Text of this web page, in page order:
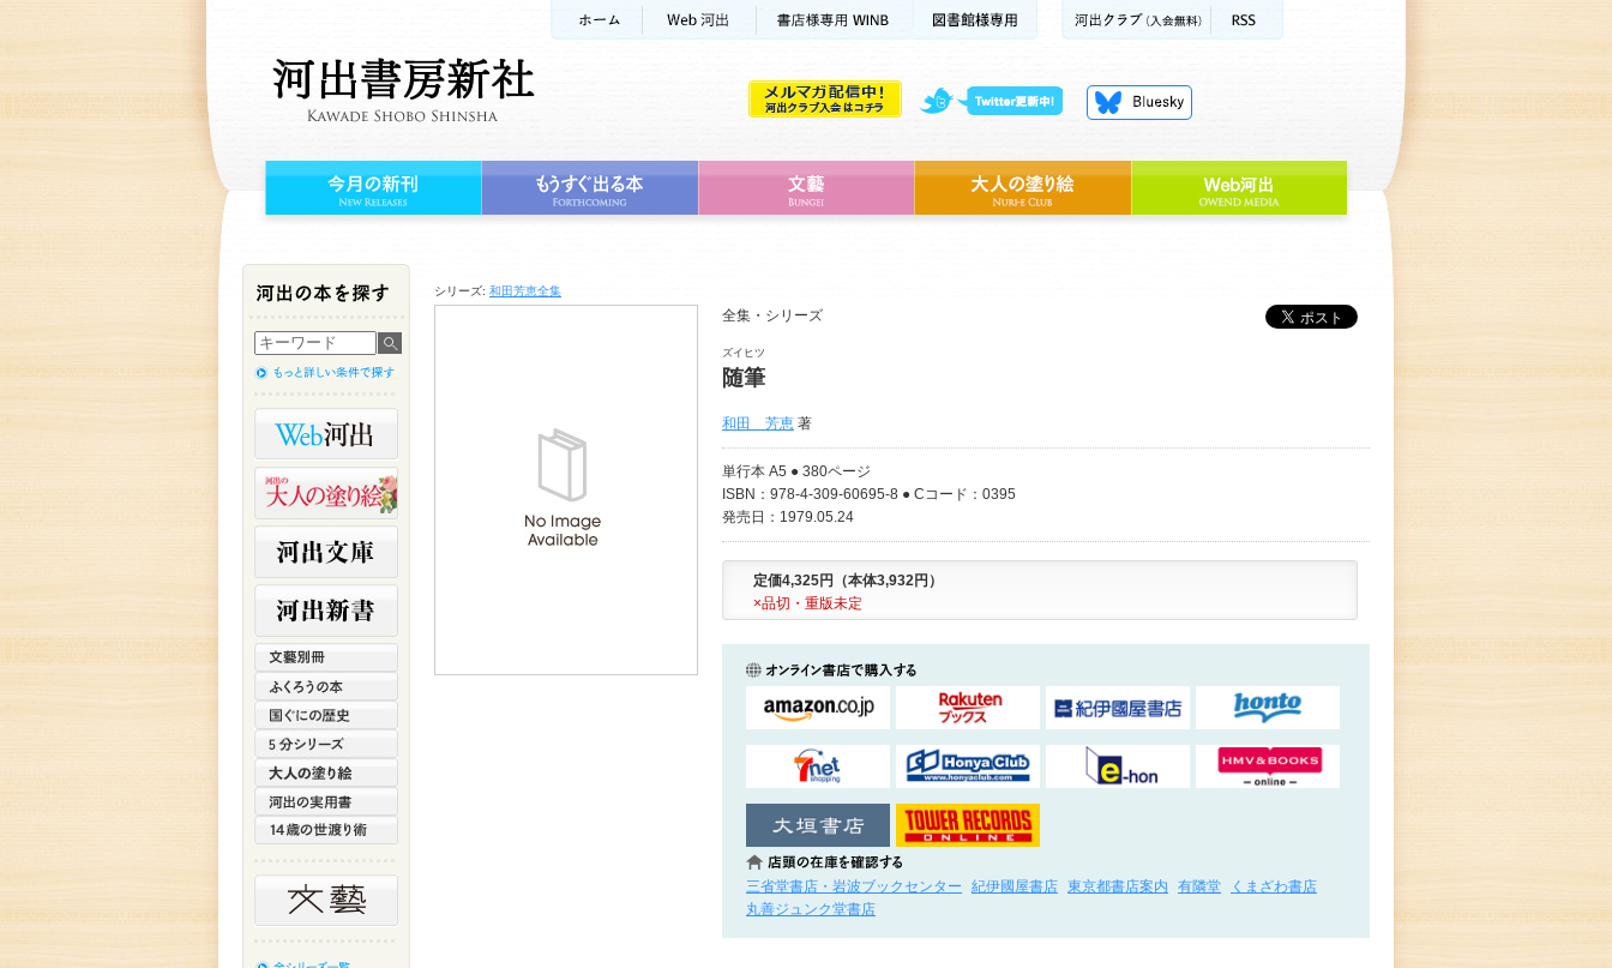
シリーズ: 和田芳恵全集
全集・シリーズ
ズイヒツ
随筆
和田 芳恵 著
単行本 A5 ● 380ページ
ISBN：978-4-309-60695-8 ● Cコード：0395
発売日：1979.05.24
定価4,325円（本体3,932円）
×品切・重版未定
三省堂書店・岩波ブックセンター 紀伊國屋書店 東京都書店案内 有隣堂
くまざわ書店
丸善ジュンク堂書店